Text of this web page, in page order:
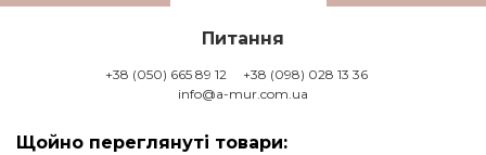
Питання
+38 (050) 665 89 12
+38 (098) 028 13 36
info@a-mur.com.ua
Щойно переглянуті товари: